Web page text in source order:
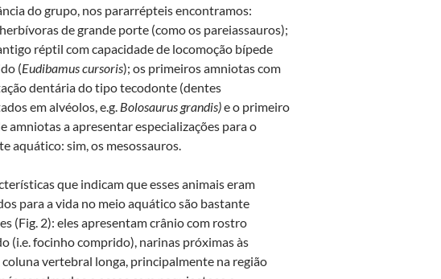
do grupo, nos pararrépteis encontramos:
de grande porte (como os pareiassauros);
réptil com capacidade de locomoção bípede
(Eudibamus cursoris); os primeiros amniotas com
dentária do tipo tecodonte (dentes
em alvéolos, e.g. Bolosaurus grandis)e o primeiro
amniotas a apresentar especializações para o
aquático: sim, os mesossauros.
que indicam que esses animais eram
para a vida no meio aquático são bastante
(Fig. 2): eles apresentam crânio com rostro
(i.e. focinho comprido), narinas próximas às
vertebral longa, principalmente na região